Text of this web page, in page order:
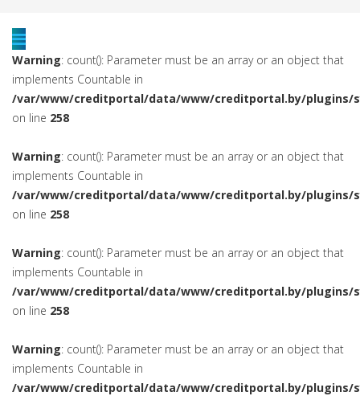
Warning: count(): Parameter must be an array or an object that
implements Countable in
/var/www/creditportal/data/www/creditportal.by/plugins/
on line 258
Warning: count(): Parameter must be an array or an object that
implements Countable in
/var/www/creditportal/data/www/creditportal.by/plugins/
on line 258
Warning: count(): Parameter must be an array or an object that
implements Countable in
/var/www/creditportal/data/www/creditportal.by/plugins/
on line 258
Warning: count(): Parameter must be an array or an object that
implements Countable in
/var/www/creditportal/data/www/creditportal.by/plugins/